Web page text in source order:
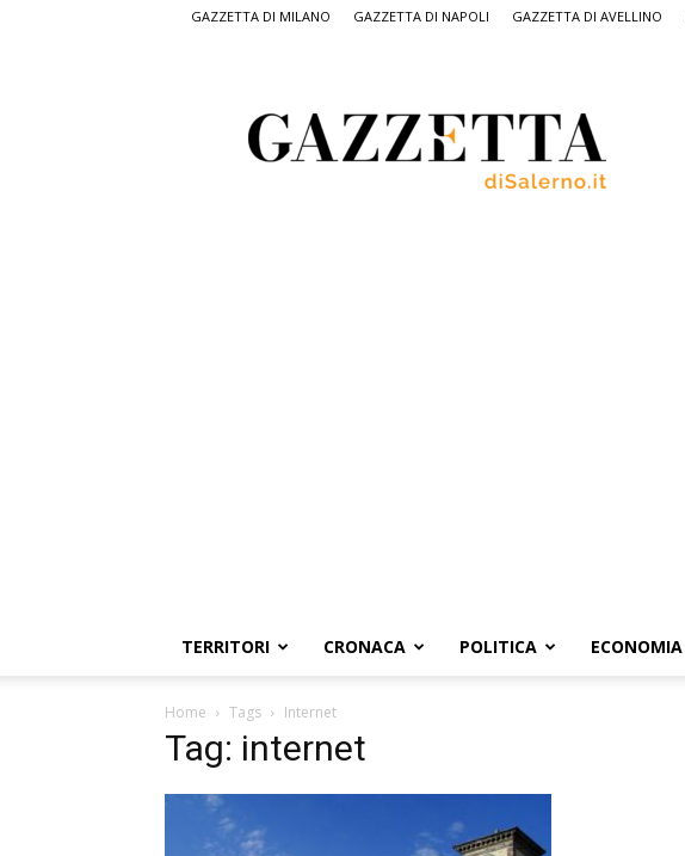
GAZZETTA DI MILANO GAZZETTA DI NAPOLI GAZZETTA DI AVELLINO
Salerno,
il
quotidiano
TERRITORI CRONACA POLITICA ECONOMIA
Home Tags Internet
Tag: internet